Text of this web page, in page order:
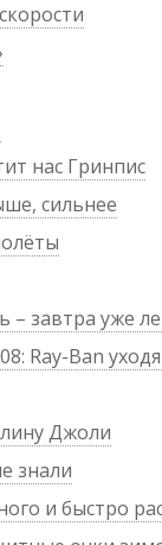
нас Гринпис
сильнее
– завтра уже
Ray-Ban
Джоли
знали
и быстро